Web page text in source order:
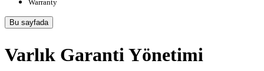
Warranty
Bu sayfada
Varlık Garanti Yönetimi